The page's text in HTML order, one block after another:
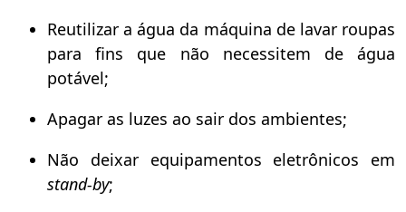
Reutilizar a água da máquina de lavar roupas
para fins que não necessitem de água
potável;
Apagar as luzes ao sair dos ambientes;
Não deixar equipamentos eletrônicos em
stand-by;